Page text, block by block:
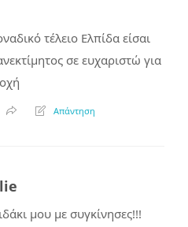
τέλειο Ελπίδα είσαι
σε ευχαριστώ για
Απάντηση
μου με συγκίνησες!!!